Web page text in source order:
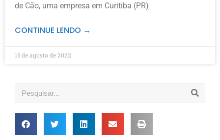
de Cão, uma empresa em Curitiba (PR)
CONTINUE LENDO →
15 de agosto de 2022